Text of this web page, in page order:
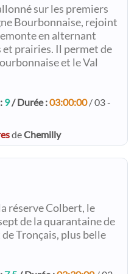
sur les premiers
Bourbonnaise, rejoint
en alternant
prairies. Il permet de
et le Val
9/ Durée :03:00:00/ 03 -
deChemilly
réserve Colbert, le
de la quarantaine de
Tronçais, plus belle